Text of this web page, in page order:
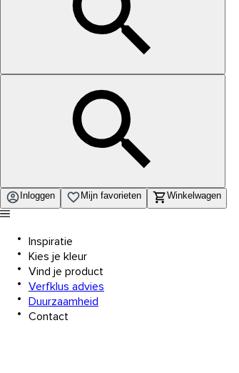
Inloggen Mijn favorieten Winkelwagen
Inspiratie
Kies je kleur
Vind je product
Verfklus advies
Duurzaamheid
Contact